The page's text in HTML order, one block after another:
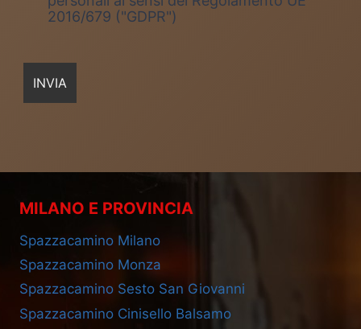
2016/679 ("GDPR")
MILANO E PROVINCIA
Spazzacamino Milano
Spazzacamino Monza
Spazzacamino Sesto San Giovanni
Spazzacamino Cinisello Balsamo